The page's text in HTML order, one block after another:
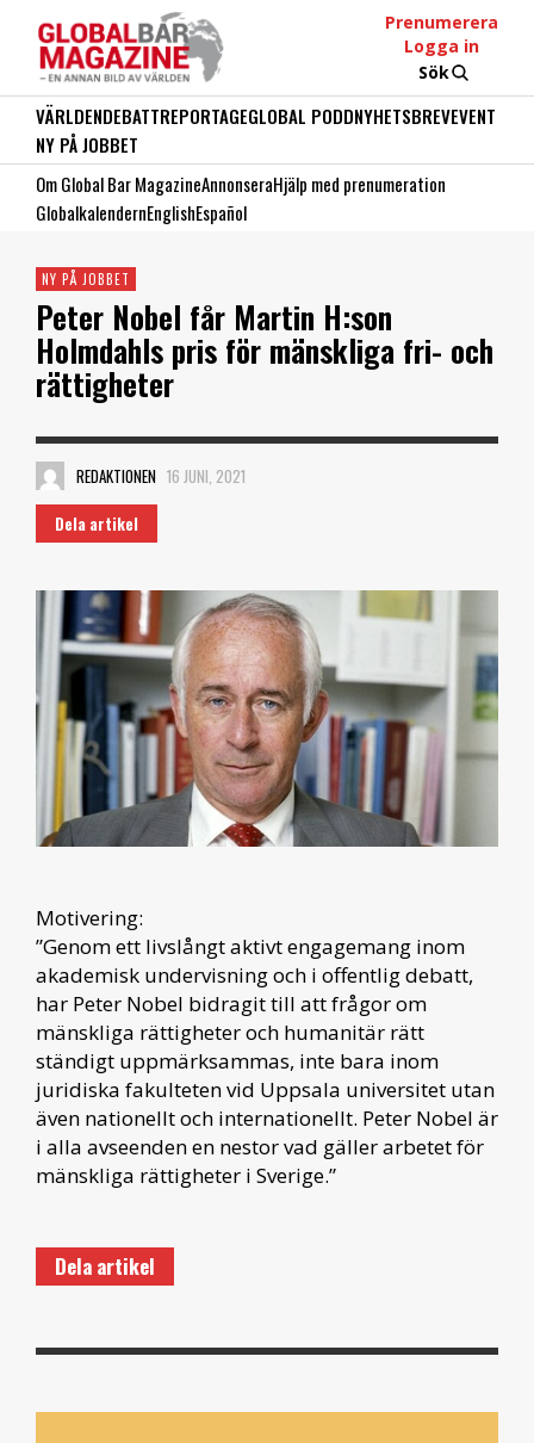
Prenumerera
Logga in
Sök
VÄRLDENDEBATTREPORTAGEGLOBAL PODDNYHETSBREVEVENT
NY PÅ JOBBET
Om Global Bar MagazineAnnonseraHjälp med prenumeration
GlobalkalendernEnglishEspañol
NY PÅ JOBBET
Peter Nobel får Martin H:son
Holmdahls pris för mänskliga fri- och
rättigheter
REDAKTIONEN 16 JUNI, 2021
Dela artikel
Motivering:
”Genom ett livslångt aktivt engagemang inom
akademisk undervisning och i offentlig debatt,
har Peter Nobel bidragit till att frågor om
mänskliga rättigheter och humanitär rätt
ständigt uppmärksammas, inte bara inom
juridiska fakulteten vid Uppsala universitet utan
även nationellt och internationellt. Peter Nobel är
i alla avseenden en nestor vad gäller arbetet för
mänskliga rättigheter i Sverige.”
Dela artikel